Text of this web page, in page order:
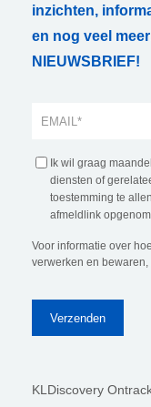
inzichten,
en nog veel
NIEUWSBRIEF!
Ik wil graag
diensten of
toestemming te
afmeldlink
Voor informatie over
verwerken en
KLDiscovery